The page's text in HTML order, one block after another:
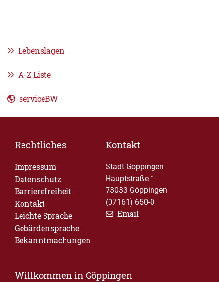
Lebenslagen
A-Z Liste
serviceBW
Rechtliches
Impressum
Datenschutz
Barrierefreiheit
Kontakt
Leichte Sprache
Gebärdensprache
Bekanntmachungen
Kontakt
Stadt Göppingen
Hauptstraße 1
73033 Göppingen
(07161) 650-0
Email
Willkommen in Göppingen